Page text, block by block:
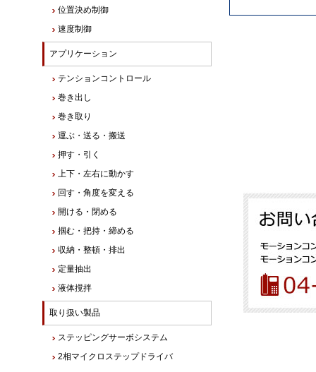
位置決め制御
速度制御
アプリケーション
テンションコントロール
巻き出し
巻き取り
運ぶ・送る・搬送
押す・引く
上下・左右に動かす
回す・角度を変える
開ける・閉める
掴む・把持・締める
収納・整頓・排出
定量抽出
液体撹拌
取り扱い製品
ステッピングサーボシステム
2相マイクロステップドライバ